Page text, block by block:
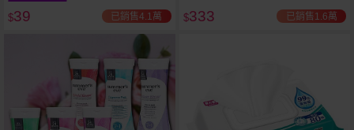
$39 已銷售4.1萬 $333 已銷售1.6萬